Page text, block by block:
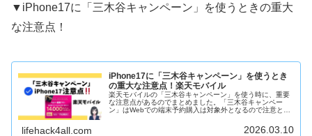
▼iPhone17に「三木谷キャンペーン」を使うときの重大
な注意点！
iPhone17に「三木谷キャンペーン」を使うとき
の重大な注意点！楽天モバイル
楽天モバイルの「三木谷キャンペーン」を使う時に、重要
な注意点があるのでまとめました。「三木谷キャンペー
ン」はWebでの端末予約購入は対象外となるので注意とい
lifehack4all.com 2026.03.10